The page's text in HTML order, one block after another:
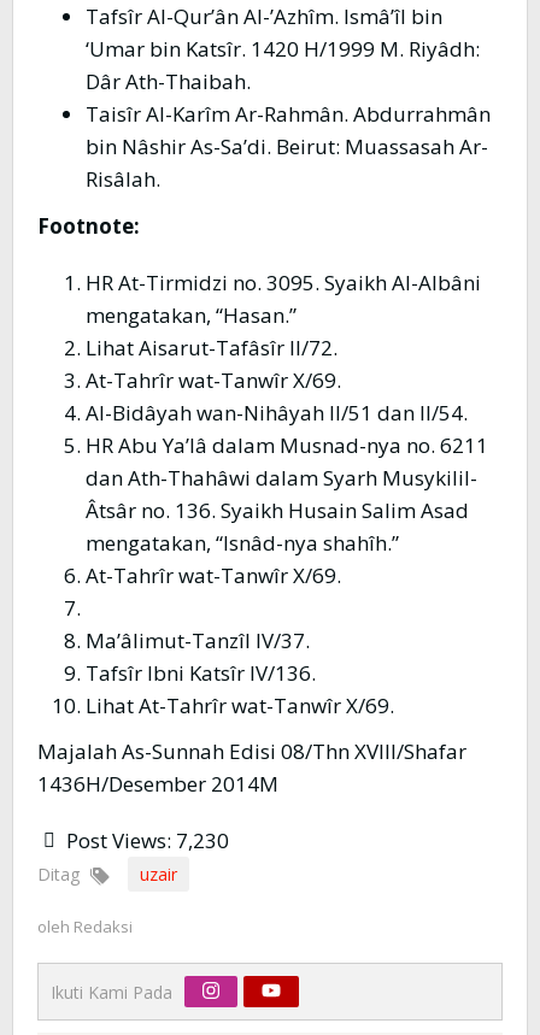
Tafsîr Al-Qur’ân Al-’Azhîm. Ismâ’îl bin
‘Umar bin Katsîr. 1420 H/1999 M. Riyâdh:
Dâr Ath-Thaibah.
Taisîr Al-Karîm Ar-Rahmân. Abdurrahmân
bin Nâshir As-Sa’di. Beirut: Muassasah Ar-
Risâlah.
Footnote:
HR At-Tirmidzi no. 3095. Syaikh Al-Albâni
mengatakan, “Hasan.”
Lihat Aisarut-Tafâsîr II/72.
At-Tahrîr wat-Tanwîr X/69.
Al-Bidâyah wan-Nihâyah II/51 dan II/54.
HR Abu Ya’lâ dalam Musnad-nya no. 6211
dan Ath-Thahâwi dalam Syarh Musykilil-
Âtsâr no. 136. Syaikh Husain Salim Asad
mengatakan, “Isnâd-nya shahîh.”
At-Tahrîr wat-Tanwîr X/69.
Ma’âlimut-Tanzîl IV/37.
Tafsîr Ibni Katsîr IV/136.
Lihat At-Tahrîr wat-Tanwîr X/69.
Majalah As-Sunnah Edisi 08/Thn XVIII/Shafar
1436H/Desember 2014M
Post Views: 7,230
Ditag uzair
oleh Redaksi
Ikuti Kami Pada